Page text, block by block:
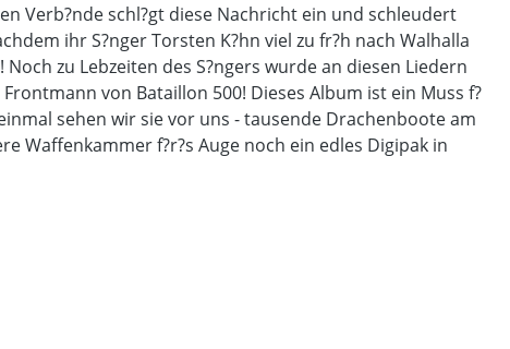
Verb?nde schl?gt diese Nachricht ein und schleudert
ihr S?nger Torsten K?hn viel zu fr?h nach Walhalla
zu Lebzeiten des S?ngers wurde an diesen Liedern
von Bataillon 500! Dieses Album ist ein Muss f?
sehen wir sie vor uns - tausende Drachenboote am
Waffenkammer f?r?s Auge noch ein edles Digipak in